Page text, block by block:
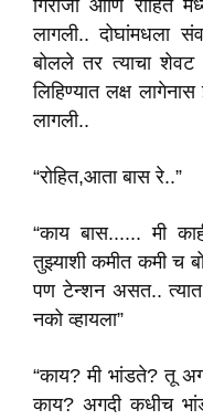
गिरीजा आणि रोहित
लागली.. दोघांमधला
बोलले तर त्याचा शेवट
लिहिण्यात लक्ष
लागली..
“रोहित,आता बास रे..”
“काय बास...... मी
तुझ्याशी कमीत कमी च
पण टेन्शन असत.. त्यात
नको व्हायला”
“काय? मी भांडते? तू
काय? अगदी कधीच